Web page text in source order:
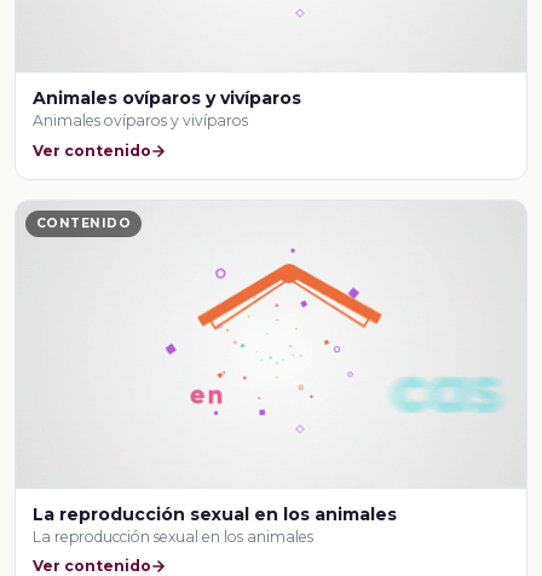
Animales ovíparos y vivíparos
Animales ovíparos y vivíparos
Ver contenido
CONTENIDO
La reproducción sexual en los animales
La reproducción sexual en los animales
Ver contenido